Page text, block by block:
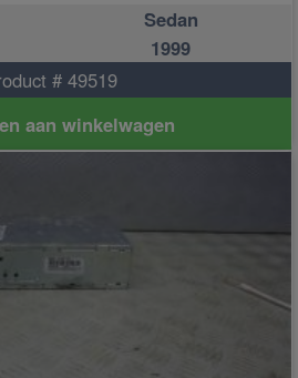
Sedan
1999
# 49519
aan winkelwagen